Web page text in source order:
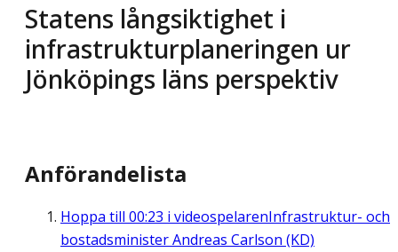
Statens långsiktighet i
infrastrukturplaneringen ur
Jönköpings läns perspektiv
Anförandelista
Hoppa till 00:23 i videospelarenInfrastruktur- och
bostadsminister Andreas Carlson (KD)